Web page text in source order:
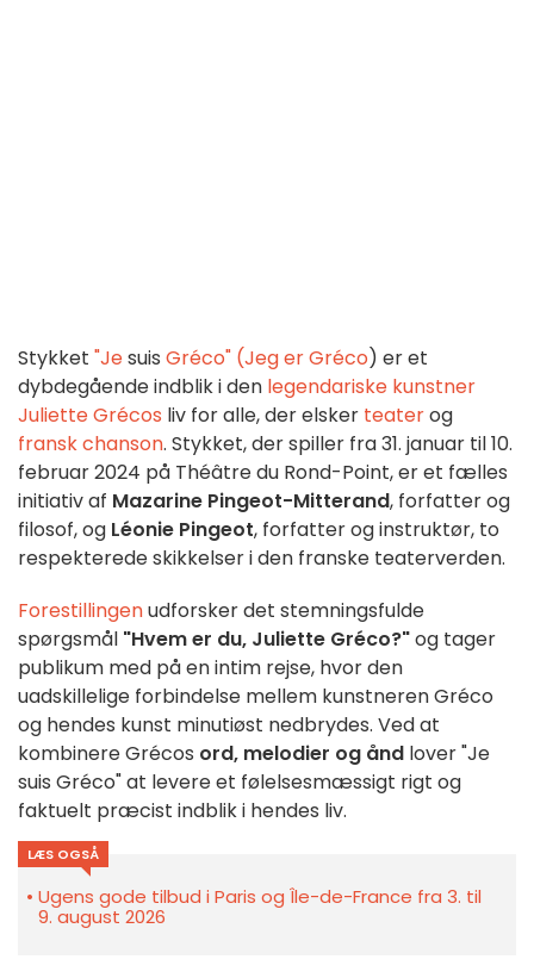
Stykket "Jesuis Gréco" (Jeg er Gréco) er et
dybdegående indblik i den legendariske kunstner
Juliette Grécos liv for alle, der elsker teaterog
fransk chanson. Stykket, der spiller fra 31. januar til 10.
februar 2024 på Théâtre du Rond-Point, er et fælles
initiativ af Mazarine Pingeot-Mitterand, forfatter og
filosof, og Léonie Pingeot, forfatter og instruktør, to
respekterede skikkelser i den franske teaterverden.
Forestillingenudforsker det stemningsfulde
spørgsmål "Hvem er du, Juliette Gréco?"og tager
publikum med på en intim rejse, hvor den
uadskillelige forbindelse mellem kunstneren Gréco
og hendes kunst minutiøst nedbrydes. Ved at
kombinere Grécos ord, melodier og ånd lover "Je
suis Gréco" at levere et følelsesmæssigt rigt og
faktuelt præcist indblik i hendes liv.
LÆS OGSÅ
Ugens gode tilbud i Paris og Île-de-France fra 3. til
9. august 2026